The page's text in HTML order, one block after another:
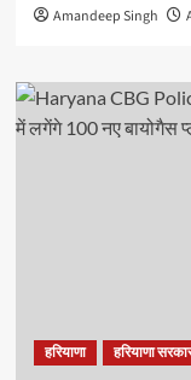
Amandeep Singh
हरियाणा हरियाणा